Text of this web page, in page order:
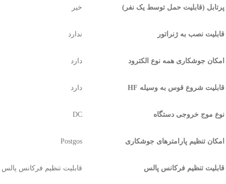
پرتابل (قابلیت حمل توسط یک نفر) خیر
قابلیت نصب به ژنراتور ندارد
امکان جوشکاری همه نوع الکترود دارد
قابلیت شروع قوس به وسیله HF دارد
نوع موج خروجی دستگاه DC
امکان تنظیم پارامترهای جوشکاری Postgos
قابلیت تنظیم فرکانس پالس قابلیت تنظیم فرکانس پالس